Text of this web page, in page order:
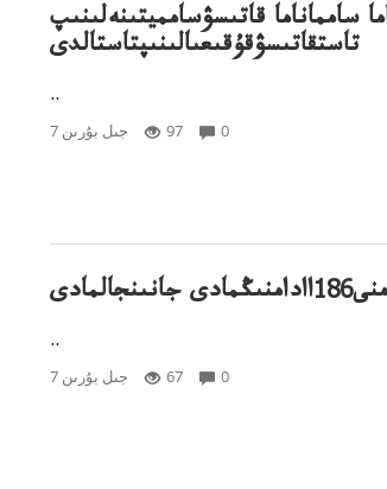
سامماناما قاتىسۋسامميتىنەلىنىپ
تاستقاتىسۋقۇقىعىالىنىپتاستالدى
..
7 جىل بۇرىن 97 0
..
7 جىل بۇرىن 67 0